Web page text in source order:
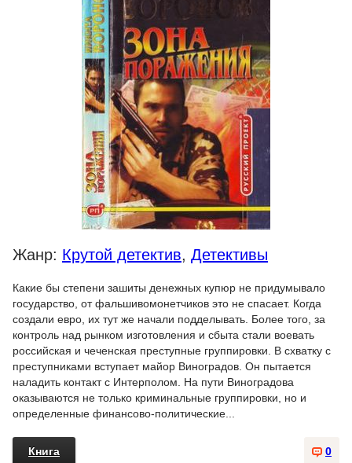
Жанр: Крутой детектив, Детективы
Какие бы степени зашиты денежных купюр не придумывало
государство, от фальшивомонетчиков это не спасает. Когда
создали евро, их тут же начали подделывать. Более того, за
контроль над рынком изготовления и сбыта стали воевать
российская и чеченская преступные группировки. В схватку с
преступниками вступает майор Виноградов. Он пытается
наладить контакт с Интерполом. На пути Виноградова
оказываются не только криминальные группировки, но и
определенные финансово-политические...
0
Книга